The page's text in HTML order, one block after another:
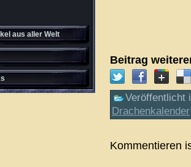
aus aller Welt
Beitrag
Veröffentlicht
Drachenkalender
Kommentieren